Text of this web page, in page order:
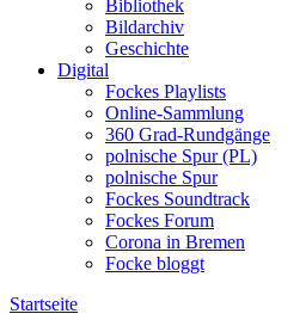
Bibliothek
Bildarchiv
Geschichte
Digital
Fockes Playlists
Online-Sammlung
360 Grad-Rundgänge
polnische Spur (PL)
polnische Spur
Fockes Soundtrack
Fockes Forum
Corona in Bremen
Focke bloggt
Startseite